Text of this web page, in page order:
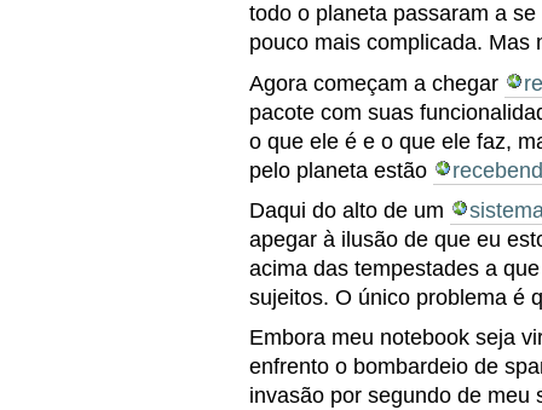
todo o planeta passaram a
pouco mais complicada. Mas
Agora começam a chegar
pacote com suas
o que ele é e o que ele faz,
pelo planeta estão
Daqui do alto de um
apegar à ilusão de que eu
acima das tempestades a
sujeitos. O único problema é
Embora meu notebook seja
enfrento o bombardeio de
invasão por segundo de meu